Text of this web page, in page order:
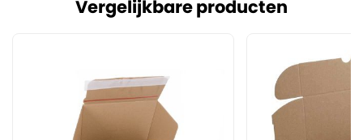
Vergelijkbare producten